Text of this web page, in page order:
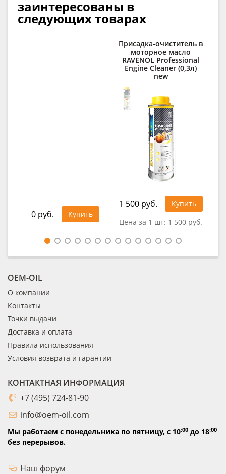
заинтересованы в
следующих товарах
0 руб. Купить
Присадка-очиститель в
моторное масло
RAVENOL Professional
Engine Cleaner (0,3л)
new
1 500 руб.
Купить
Цена за 1 шт: 1 500 руб.
OEM-OIL
О компании
Контакты
Точки выдачи
Доставка и оплата
Правила использования
Условия возврата и гарантии
КОНТАКТНАЯ ИНФОРМАЦИЯ
+7 (495) 724-81-90
info@oem-oil.com
Мы работаем с понедельника по пятницу, с 10:00 до 18:00
без перерывов.
Наш форум